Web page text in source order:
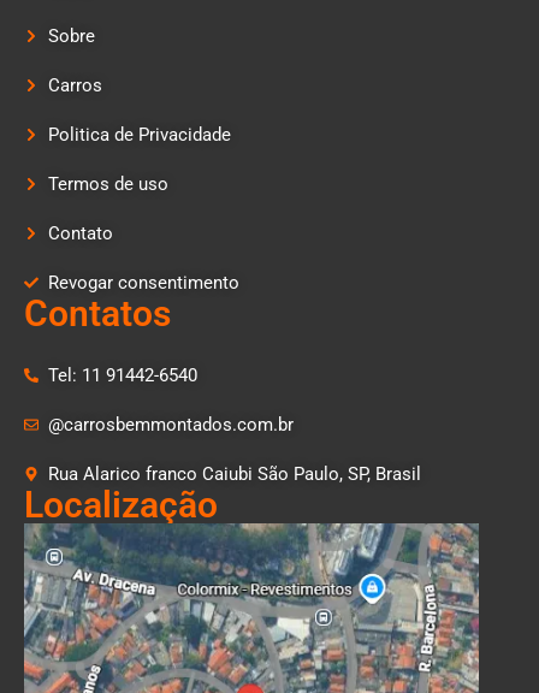
Sobre
Carros
Politica de Privacidade
Termos de uso
Contato
Revogar consentimento
Contatos
Tel: 11 91442-6540
@carrosbemmontados.com.br
Rua Alarico franco Caiubi São Paulo, SP, Brasil
Localização